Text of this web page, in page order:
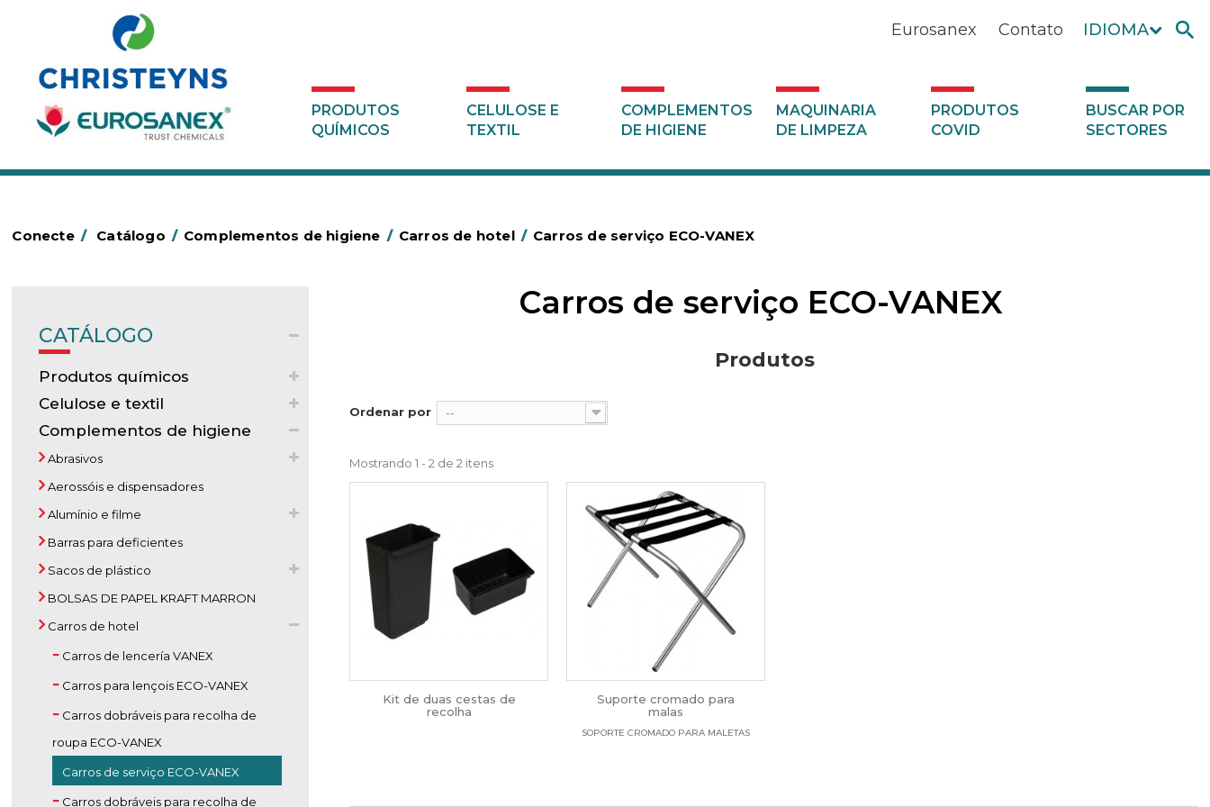
IDIOMA
Contato
Eurosanex
PRODUTOS
QUÍMICOS
CELULOSE E
TEXTIL
COMPLEMENTOS
DE HIGIENE
MAQUINARIA
DE LIMPEZA
PRODUTOS
COVID
BUSCAR POR
SECTORES
Conecte / Catálogo / Complementos de higiene / Carros de hotel / Carros de serviço ECO-VANEX
CATÁLOGO
Produtos químicos
Celulose e textil
Complementos de higiene
Abrasivos
Aerossóis e dispensadores
Alumínio e filme
Barras para deficientes
Sacos de plástico
BOLSAS DE PAPEL KRAFT MARRON
Carros de hotel
Carros de lencería VANEX
Carros para lençois ECO-VANEX
Carros dobráveis para recolha de
roupa ECO-VANEX
Carros de serviço ECO-VANEX
Carros dobráveis para recolha de
Carros de serviço ECO-VANEX
Produtos
Ordenar por --
Mostrando 1 - 2 de 2 itens
Kit de duas cestas de
recolha
Suporte cromado para
malas
SOPORTE CROMADO PARA MALETAS